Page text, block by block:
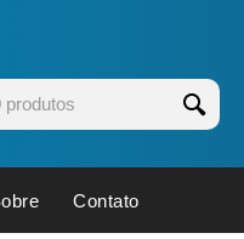
Contato